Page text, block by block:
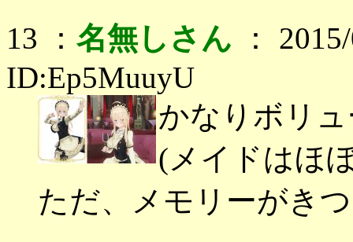
13 ： 名無しさん ：
ID:Ep5MuuyU
かなりボリ
(メイドはほ
ただ、メモリーがき